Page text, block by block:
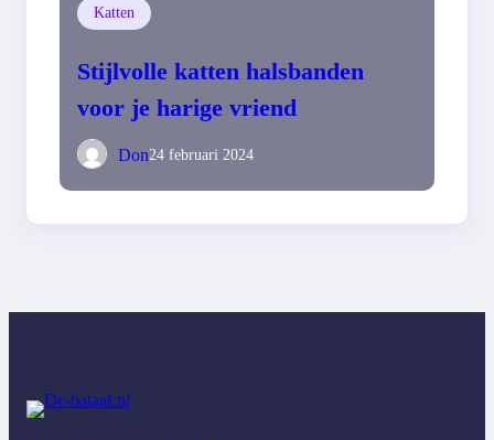
Katten
Stijlvolle katten halsbanden
voor je harige vriend
Don24 februari 2024